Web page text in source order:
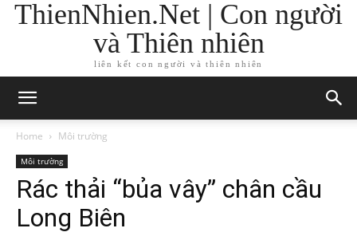
ThienNhien.Net | Con người
và Thiên nhiên
liên kết con người và thiên nhiên
Home Môi trường
Môi trường
Rác thải “bủa vây” chân cầu
Long Biên